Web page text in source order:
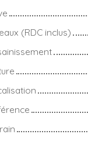
(RDC inclus)